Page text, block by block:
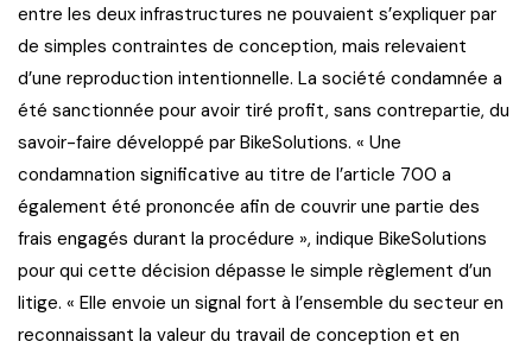
entre les deux infrastructures ne pouvaient s’expliquer par
de simples contraintes de conception, mais relevaient
d’une reproduction intentionnelle. La société condamnée a
été sanctionnée pour avoir tiré profit, sans contrepartie, du
savoir-faire développé par BikeSolutions. « Une
condamnation significative au titre de l’article 700 a
également été prononcée afin de couvrir une partie des
frais engagés durant la procédure », indique BikeSolutions
pour qui cette décision dépasse le simple règlement d’un
litige. « Elle envoie un signal fort à l’ensemble du secteur en
reconnaissant la valeur du travail de conception et en